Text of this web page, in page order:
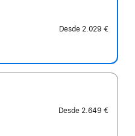
Desde 2.029 €
Desde 2.649 €